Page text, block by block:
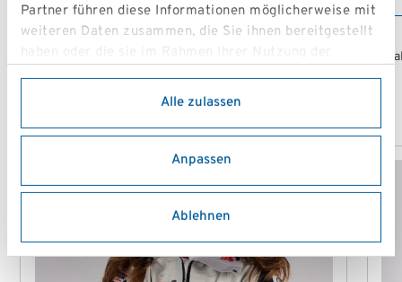
Partner führen diese Informationen möglicherweise mit
weiteren Daten zusammen, die Sie ihnen bereitgestellt
Alle zulassen
Anpassen
Ablehnen
SALZBURGMILCH KIDSCUP